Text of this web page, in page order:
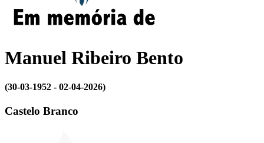
Manuel Ribeiro Bento
(30-03-1952 - 02-04-2026)
Castelo Branco